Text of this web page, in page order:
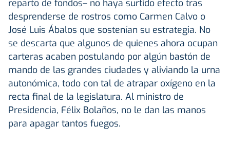
reparto de fondos– no haya surtido efecto tras
desprenderse de rostros como Carmen Calvo o
José Luis Ábalos que sostenían su estrategia. No
se descarta que algunos de quienes ahora ocupan
carteras acaben postulando por algún bastón de
mando de las grandes ciudades y aliviando la urna
autonómica, todo con tal de atrapar oxígeno en la
recta final de la legislatura. Al ministro de
Presidencia, Félix Bolaños, no le dan las manos
para apagar tantos fuegos.